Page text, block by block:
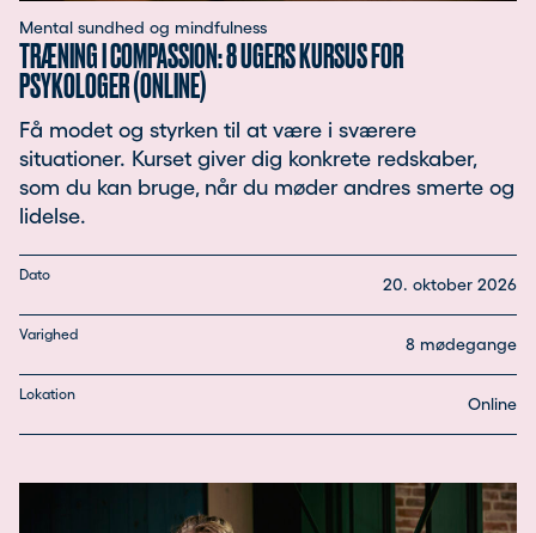
Mental sundhed og mindfulness
TRÆNING I COMPASSION: 8 UGERS KURSUS FOR
PSYKOLOGER (ONLINE)
Få modet og styrken til at være i sværere
situationer. Kurset giver dig konkrete redskaber,
som du kan bruge, når du møder andres smerte og
lidelse.
Dato
20. oktober 2026
Varighed
8 mødegange
Lokation
Online